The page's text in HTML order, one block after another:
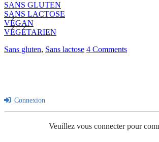
SANS GLUTEN
SANS LACTOSE
VÉGAN
VÉGÉTARIEN
Sans gluten, Sans lactose 4 Comments
Connexion
Veuillez vous connecter pour